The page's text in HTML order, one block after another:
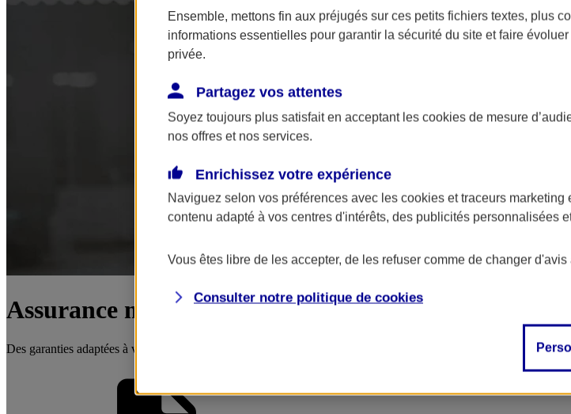
Assurance multirisque agricole
Des garanties adaptées à votre métier, une indemnisation au choix pour vos bâtiments et des solutions pour vos
Ensemble, mettons fin aux préjugés sur ces petits fichiers textes, plus
informations essentielles pour garantir la sécurité du site et faire
privée.
Partagez vos attentes
Soyez toujours plus satisfait en acceptant les cookies de mesure
nos offres et nos services.
Enrichissez votre expérience
Naviguez selon vos préférences avec les cookies et traceurs marketing
contenu adapté à vos centres d'intérêts, des publicités personnalisées
Vous êtes libre de les accepter, de les refuser comme de changer
Consulter notre politique de cookies